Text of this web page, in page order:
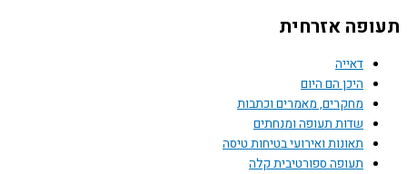
אזרחית
דאייה
היכן הם היום
מחקרים, מאמרים וכתבות
שדות תעופה ומנחתים
תאונות ואירועי בטיחות טיסה
תעופה ספורטיבית קלה